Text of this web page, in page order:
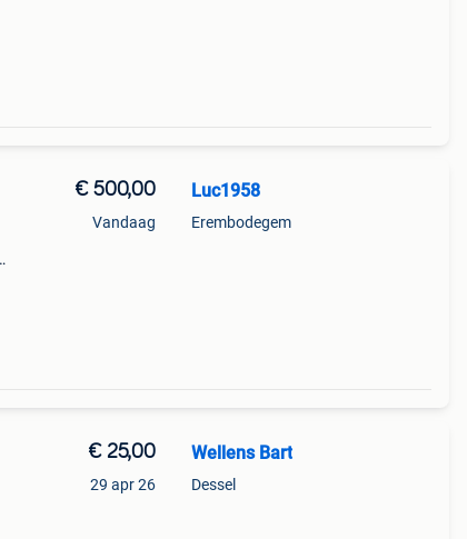
€ 500,00
Vandaag
Luc1958
Erembodegem
€ 25,00
29 apr 26
Wellens Bart
Dessel